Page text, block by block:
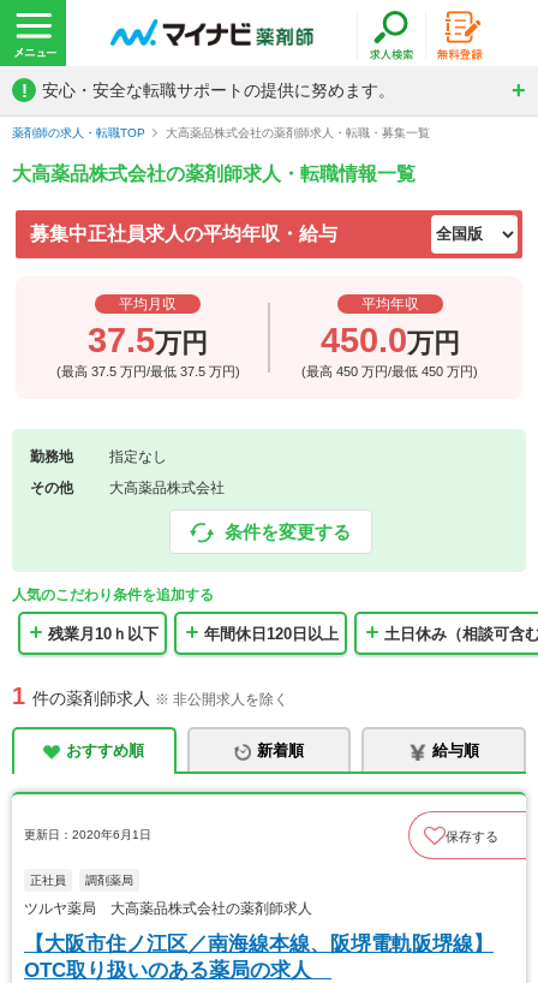
! 安心・安全な転職サポートの提供に努めます。
薬剤師の求人・転職TOP 大高薬品株式会社の薬剤師求人・転職・募集一覧
大高薬品株式会社の薬剤師求人・転職情報一覧
募集中正社員求人の平均年収・給与
平均月収
37.5万円
(最高 37.5 万円/最低 37.5 万円)
平均年収
450.0万円
(最高450万円/最低450万円)
勤務地
指定なし
その他
大高薬品株式会社
条件を変更する
人気のこだわり条件を追加する
残業月10ｈ以下 年間休日120日以上 土日休み（相談可含
1 件の薬剤師求人 ※ 非公開求人を除く
おすすめ順 新着順 給与順
更新日：2020年6月1日 保存する
正社員 調剤薬局
ツルヤ薬局 大高薬品株式会社の薬剤師求人
【大阪市住ノ江区／南海線本線、阪堺電軌阪堺線】
OTC取り扱いのある薬局の求人